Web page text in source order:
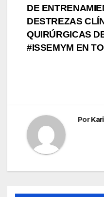
de
entradas
DE
DESTREZAS
QUIRÚRGICAS
#ISSEMYM EN
Por